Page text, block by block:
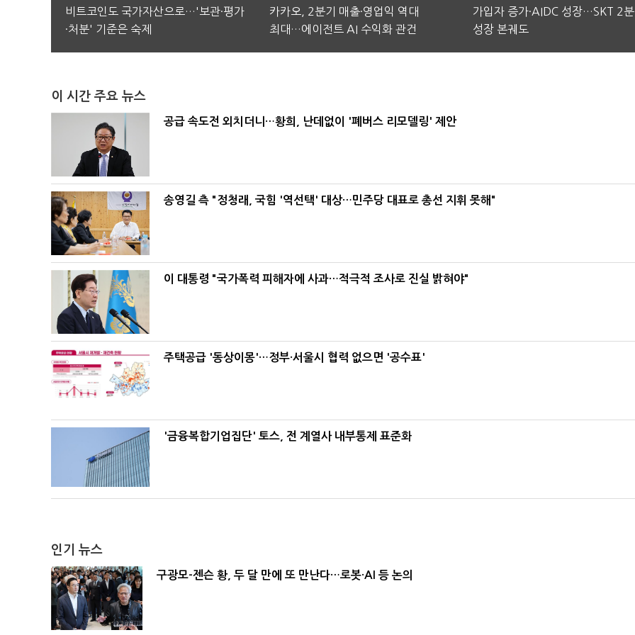
비트코인도 국가자산으로…'보관·평가
·처분' 기준은 숙제
카카오, 2분기 매출·영업익 역대
최대…에이전트 AI 수익화 관건
가입자 증가·AIDC 성장…SKT 2
성장 본궤도
이 시간 주요 뉴스
공급 속도전 외치더니…황희, 난데없이 '폐버스 리모델링' 제안
송영길 측 "정청래, 국힘 '역선택' 대상…민주당 대표로 총선 지휘 못해"
이 대통령 "국가폭력 피해자에 사과…적극적 조사로 진실 밝혀야"
주택공급 '동상이몽'…정부·서울시 협력 없으면 '공수표'
'금융복합기업집단' 토스, 전 계열사 내부통제 표준화
인기 뉴스
구광모-젠슨 황, 두 달 만에 또 만난다…로봇·AI 등 논의